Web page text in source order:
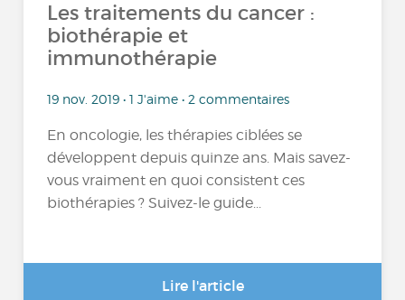
Les traitements du cancer :
biothérapie et
immunothérapie
19 nov. 2019 • 1 J'aime • 2 commentaires
En oncologie, les thérapies ciblées se
développent depuis quinze ans. Mais savez-
vous vraiment en quoi consistent ces
biothérapies ? Suivez-le guide...
Lire l'article